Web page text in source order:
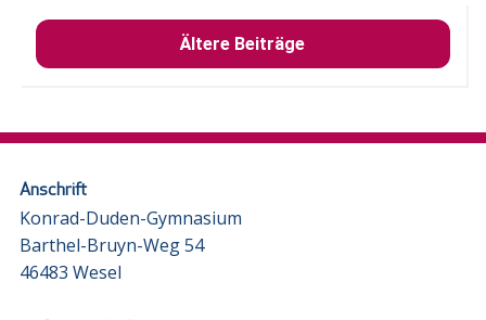
Ältere Beiträge
Anschrift
Konrad-Duden-Gymnasium
Barthel-Bruyn-Weg 54
46483 Wesel